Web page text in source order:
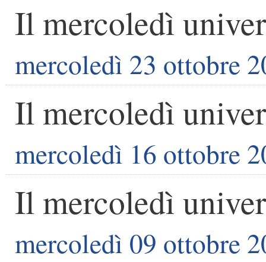
Il mercoledì
mercoledì 23 ottobre
Il mercoledì
mercoledì 16 ottobre
Il mercoledì
mercoledì 09 ottobre